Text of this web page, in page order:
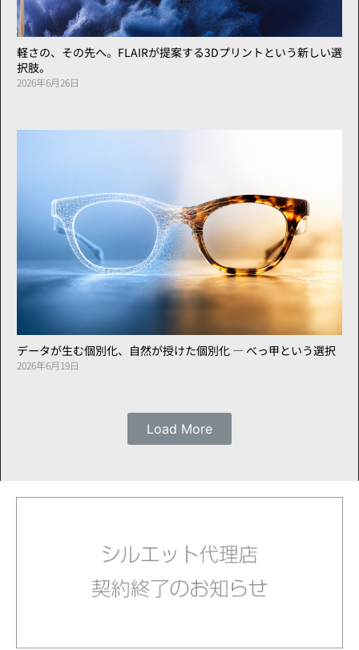
軽さの、その先へ。FLAIRが提案する3Dプリントという新しい選
択肢。
2026年6月26日
データが生む個別化、自然が授けた個別化 ― べっ甲という選択
2026年6月19日
Load More